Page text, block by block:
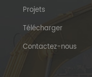
Projets
Télécharger
Contactez-nous